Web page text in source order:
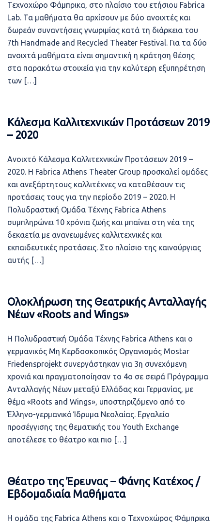
Τεχνοχώρο Φάμπρικα, στο πλαίσιο του ετήσιου Fabrica
Lab. Τα μαθήματα θα αρχίσουν με δύο ανοιχτές και
δωρεάν συναντήσεις γνωριμίας κατά τη διάρκεια του
7th Handmade and Recycled Theater Festival. Για τα δύο
ανοιχτά μαθήματα είναι σημαντική η κράτηση θέσης
στα παρακάτω στοιχεία για την καλύτερη εξυπηρέτηση
των […]
Κάλεσμα Καλλιτεχνικών Προτάσεων 2019
– 2020
Ανοιχτό Κάλεσμα Καλλιτεχνικών Προτάσεων 2019 –
2020. Η Fabrica Athens Theater Group προσκαλεί ομάδες
και ανεξάρτητους καλλιτέχνες να καταθέσουν τις
προτάσεις τους για την περίοδο 2019 – 2020. Η
Πολυδραστική Ομάδα Τέχνης Fabrica Athens
συμπληρώνει 10 χρόνια ζωής και μπαίνει στη νέα της
δεκαετία με ανανεωμένες καλλιτεχνικές και
εκπαιδευτικές προτάσεις. Στο πλαίσιο της καινούργιας
αυτής […]
Ολοκλήρωση της Θεατρικής Ανταλλαγής
Νέων «Roots and Wings»
Η Πολυδραστική Ομάδα Τέχνης Fabrica Athens και ο
γερμανικός Μη Κερδοσκοπικός Οργανισμός Mostar
Friedensprojekt συνεργάστηκαν για 3η συνεχόμενη
χρονιά και πραγματοποίησαν το 4ο σε σειρά Πρόγραμμα
Ανταλλαγής Νέων μεταξύ Ελλάδας και Γερμανίας, με
θέμα «Roots and Wings», υποστηριζόμενο από το
Έλληνο-γερμανικό Ίδρυμα Νεολαίας. Εργαλείο
προσέγγισης της θεματικής του Youth Exchange
αποτέλεσε το θέατρο και πιο […]
Θέατρο της Έρευνας – Φάνης Κατέχος /
Εβδομαδιαία Μαθήματα
Η ομάδα της Fabrica Athens και ο Τεχνοχώρος Φάμπρικα